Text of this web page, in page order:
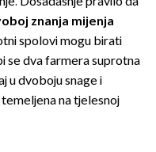
znanja mijenja
spolovi mogu birati
se dva farmera suprotna
u dvoboju snage i
na tjelesnoj